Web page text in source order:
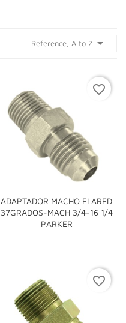
Reference, A to Z 
ADAPTADOR MACHO FLARED
37GRADOS-MACH 3/4-16 1/4
PARKER
favorite_border
favorite_border